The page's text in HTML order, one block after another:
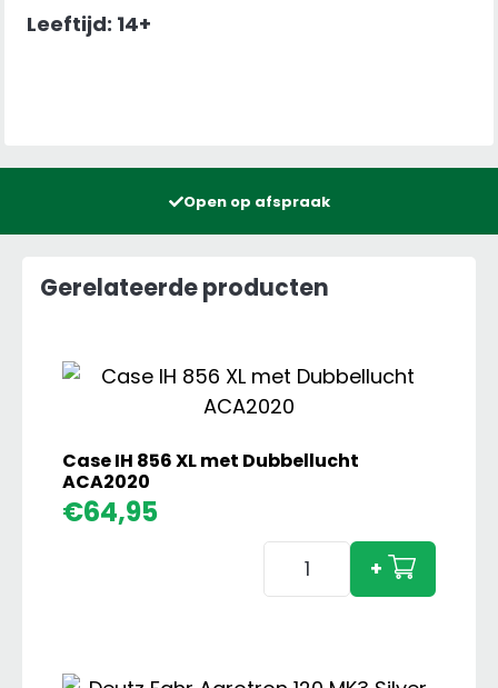
Leeftijd: 14+
Open op afspraak
Gerelateerde producten
Case IH 856 XL met Dubbellucht
ACA2020
€64,95
Case
met
+